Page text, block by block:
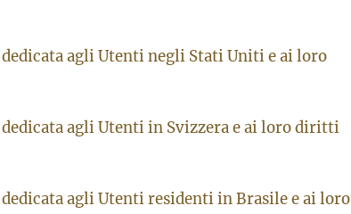
dedicata agli Utenti negli Stati Uniti e ai loro
dedicata agli Utenti in Svizzera e ai loro diritti
dedicata agli Utenti residenti in Brasile e ai loro